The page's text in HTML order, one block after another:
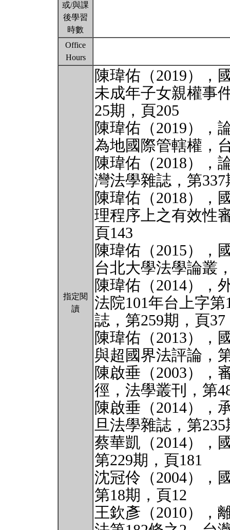
或/與課
後學習
時數
Office
Hours
指定閱
讀
陳瑋佑（2019），
未成年子女親權事
25期，頁205
陳瑋佑（2019），
為地國際管轄權，
陳瑋佑（2018），
灣法學雜誌，第337
陳瑋佑（2018），
理程序上之有效性
頁143
陳瑋佑（2015），
台北大學法學論叢
陳瑋佑（2014），
法院101年台上字
誌，第259期，頁37
陳瑋佑（2013），
與超國界法評論，
陳啟垂（2003），
徑，法學叢刊，第
陳啟垂（2014），
旦法學雜誌，第235
蔡華凱（2014），
第229期，頁181
沈冠伶（2004），
第18期，頁12
王欽彥（2010），